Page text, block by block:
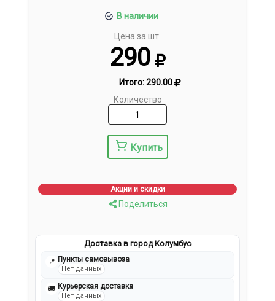
В наличии
Цена за шт.
290
Итого:290.00
Количество
Купить
Акции и скидки
Поделиться
Доставка в город Колумбус
📍 Пункты самовывоза
Нет данных
🚚 Курьерская доставка
Нет данных